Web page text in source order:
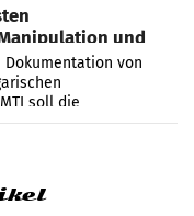
und
von
soll die
Manipulation und